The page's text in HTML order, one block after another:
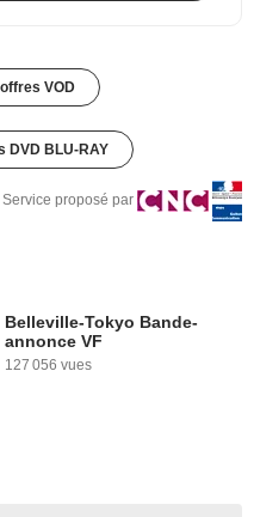
VOD
DVD BLU-RAY
Service proposé par
Belleville-Tokyo Bande-
annonce VF
127 056 vues